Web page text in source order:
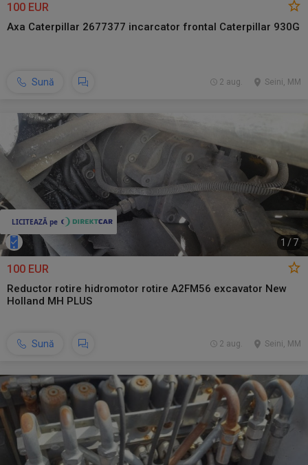
100 EUR
Axa Caterpillar 2677377 incarcator frontal Caterpillar 930G
Sună Seini, MM
2 aug.
1 /7
100 EUR
Reductor rotire hidromotor rotire A2FM56 excavator New
Holland MH PLUS
Sună Seini, MM
2 aug.